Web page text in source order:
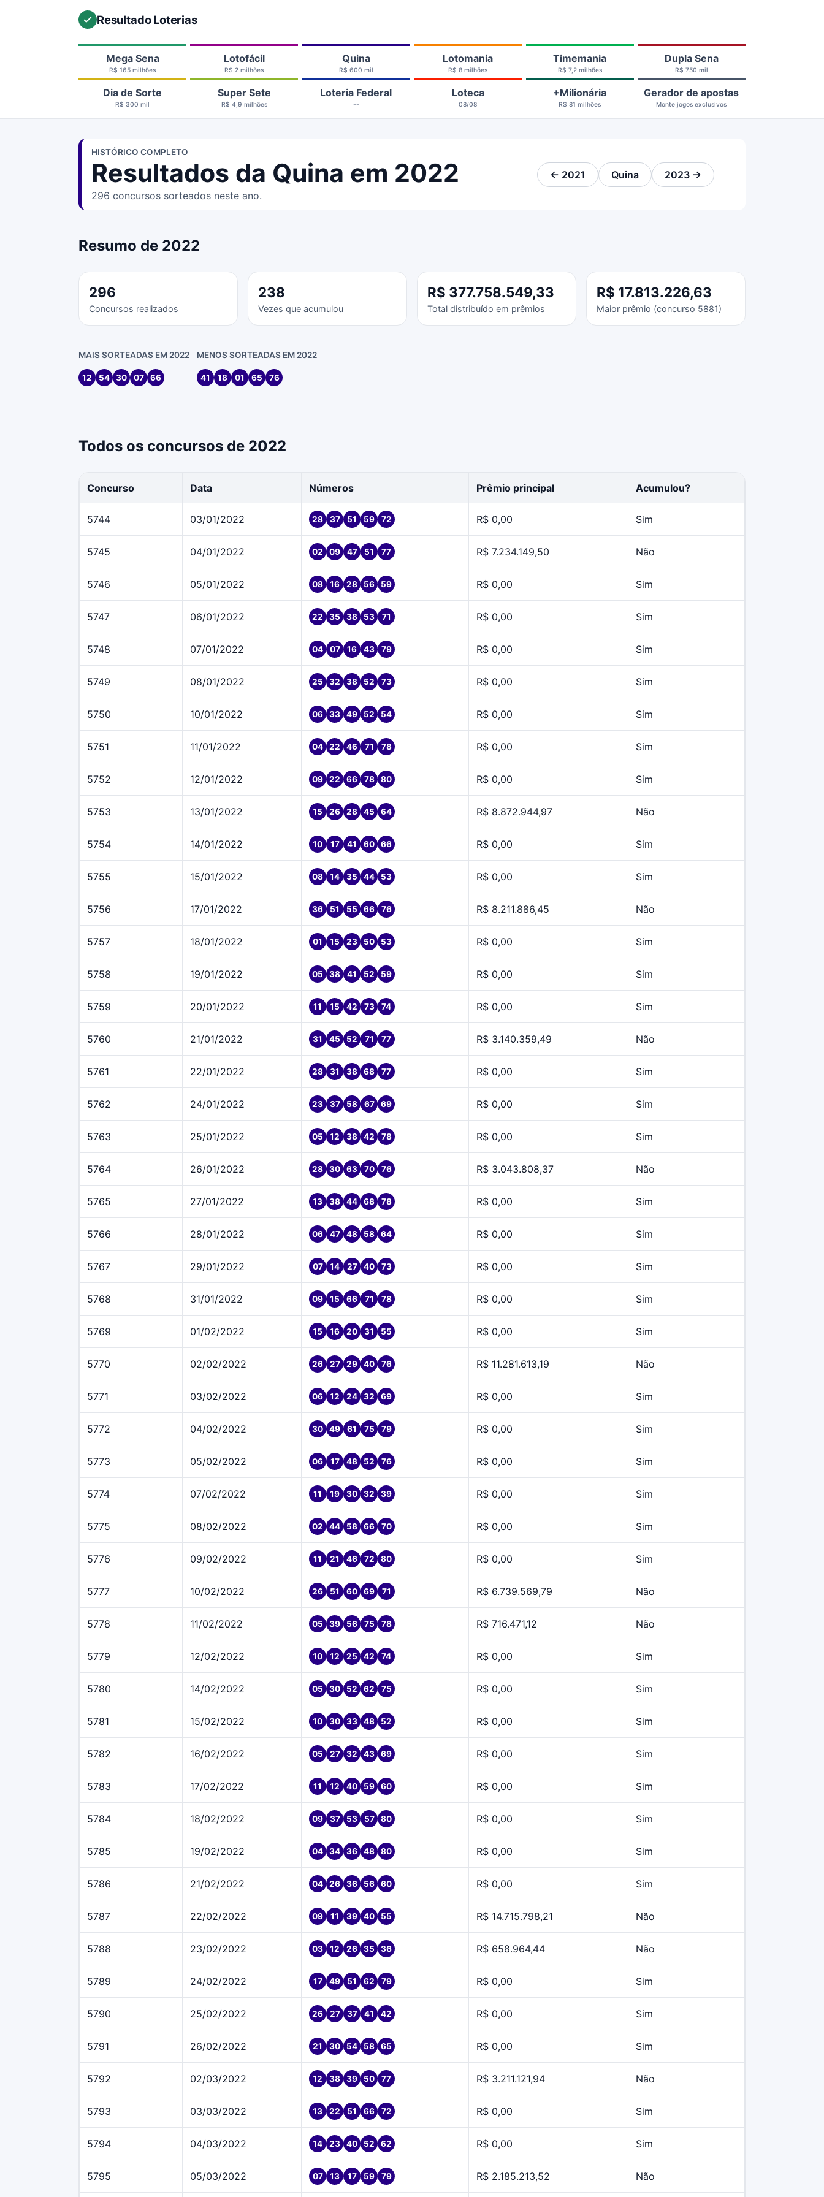
Resultado Loterias
Mega Sena
R$ 165 milhões
Lotofácil
R$ 2 milhões
Quina
R$ 600 mil
Lotomania
R$ 8 milhões
Timemania
R$ 7,2 milhões
Dupla Sena
R$ 750 mil
Dia de Sorte
R$ 300 mil
Super Sete
R$ 4,9 milhões
Loteria Federal
--
Loteca
08/08
+Milionária
R$ 81 milhões
Gerador de apostas
Monte jogos exclusivos
HISTÓRICO COMPLETO
Resultados da Quina em 2022
296 concursos sorteados neste ano.
← 2021 Quina 2023 →
Resumo de 2022
296
Concursos realizados
238
Vezes que acumulou
R$ 377.758.549,33
Total distribuído em prêmios
R$ 17.813.226,63
Maior prêmio (concurso 5881)
MAIS SORTEADAS EM 2022
12 54 30 07 66
MENOS SORTEADAS EM 2022
41 18 01 65 76
Todos os concursos de 2022
Concurso Data Números Prêmio principal Acumulou?
5744 03/01/2022 28 37 51 59 72 R$ 0,00 Sim
5745 04/01/2022 02 09 47 51 77 R$ 7.234.149,50 Não
5746 05/01/2022 08 16 28 56 59 R$ 0,00 Sim
5747 06/01/2022 22 35 38 53 71 R$ 0,00 Sim
5748 07/01/2022 04 07 16 43 79 R$ 0,00 Sim
5749 08/01/2022 25 32 38 52 73 R$ 0,00 Sim
5750 10/01/2022 06 33 49 52 54 R$ 0,00 Sim
5751 11/01/2022 04 22 46 71 78 R$ 0,00 Sim
5752 12/01/2022 09 22 66 78 80 R$ 0,00 Sim
5753 13/01/2022 15 26 28 45 64 R$ 8.872.944,97 Não
5754 14/01/2022 10 17 41 60 66 R$ 0,00 Sim
5755 15/01/2022 08 14 35 44 53 R$ 0,00 Sim
5756 17/01/2022 36 51 55 66 76 R$ 8.211.886,45 Não
5757 18/01/2022 01 15 23 50 53 R$ 0,00 Sim
5758 19/01/2022 05 38 41 52 59 R$ 0,00 Sim
5759 20/01/2022 11 15 42 73 74 R$ 0,00 Sim
5760 21/01/2022 31 45 52 71 77 R$ 3.140.359,49 Não
5761 22/01/2022 28 31 38 68 77 R$ 0,00 Sim
5762 24/01/2022 23 37 58 67 69 R$ 0,00 Sim
5763 25/01/2022 05 12 38 42 78 R$ 0,00 Sim
5764 26/01/2022 28 30 63 70 76 R$ 3.043.808,37 Não
5765 27/01/2022 13 38 44 68 78 R$ 0,00 Sim
5766 28/01/2022 06 47 48 58 64 R$ 0,00 Sim
5767 29/01/2022 07 14 27 40 73 R$ 0,00 Sim
5768 31/01/2022 09 15 66 71 78 R$ 0,00 Sim
5769 01/02/2022 15 16 20 31 55 R$ 0,00 Sim
5770 02/02/2022 26 27 29 40 76 R$ 11.281.613,19 Não
5771 03/02/2022 06 12 24 32 69 R$ 0,00 Sim
5772 04/02/2022 30 49 61 75 79 R$ 0,00 Sim
5773 05/02/2022 06 17 48 52 76 R$ 0,00 Sim
5774 07/02/2022 11 19 30 32 39 R$ 0,00 Sim
5775 08/02/2022 02 44 58 66 70 R$ 0,00 Sim
5776 09/02/2022 11 21 46 72 80 R$ 0,00 Sim
5777 10/02/2022 26 51 60 69 71 R$ 6.739.569,79 Não
5778 11/02/2022 05 39 56 75 78 R$ 716.471,12 Não
5779 12/02/2022 10 12 25 42 74 R$ 0,00 Sim
5780 14/02/2022 05 30 52 62 75 R$ 0,00 Sim
5781 15/02/2022 10 30 33 48 52 R$ 0,00 Sim
5782 16/02/2022 05 27 32 43 69 R$ 0,00 Sim
5783 17/02/2022 11 12 40 59 60 R$ 0,00 Sim
5784 18/02/2022 09 37 53 57 80 R$ 0,00 Sim
5785 19/02/2022 04 34 36 48 80 R$ 0,00 Sim
5786 21/02/2022 04 26 36 56 60 R$ 0,00 Sim
5787 22/02/2022 09 11 39 40 55 R$ 14.715.798,21 Não
5788 23/02/2022 03 12 26 35 36 R$ 658.964,44 Não
5789 24/02/2022 17 49 51 62 79 R$ 0,00 Sim
5790 25/02/2022 26 27 37 41 42 R$ 0,00 Sim
5791 26/02/2022 21 30 54 58 65 R$ 0,00 Sim
5792 02/03/2022 12 38 39 50 77 R$ 3.211.121,94 Não
5793 03/03/2022 13 22 51 66 72 R$ 0,00 Sim
5794 04/03/2022 14 23 40 52 62 R$ 0,00 Sim
5795 05/03/2022 07 13 17 59 79 R$ 2.185.213,52 Não